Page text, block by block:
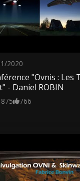
2020
"Ovnis : Les
- Daniel ROBIN
766